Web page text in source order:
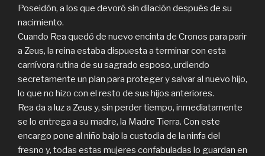
Poseidón, a los que devoró sin dilación después de su
nacimiento.
Cuando Rea quedó de nuevo encinta de Cronos para parir
a Zeus, la reina estaba dispuesta a terminar con esta
carnívora rutina de su sagrado esposo, urdiendo
secretamente un plan para proteger y salvar al nuevo hijo,
lo que no hizo con el resto de sus hijos anteriores.
Rea da a luz a Zeus y, sin perder tiempo, inmediatamente
se lo entrega a su madre, la Madre Tierra. Con este
encargo pone al niño bajo la custodia de la ninfa del
fresno y, todas estas mujeres confabuladas lo guardan en